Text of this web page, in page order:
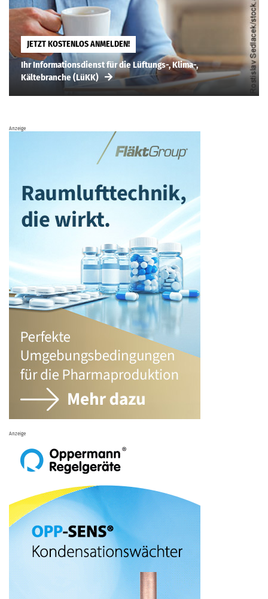
JETZT KOSTENLOS ANMELDEN!
Ihr Informationsdienst für die Lüftungs-, Klima-,
Kältebranche (LüKK)
Anzeige
Anzeige